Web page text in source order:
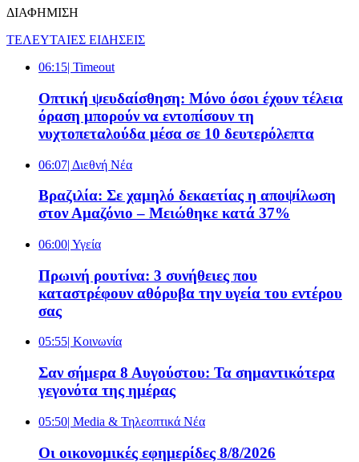
ΔΙΑΦΗΜΙΣΗ
ΤΕΛΕΥΤΑΙΕΣ ΕΙΔΗΣΕΙΣ
06:15| Timeout
Οπτική ψευδαίσθηση: Μόνο όσοι έχουν τέλεια
όραση μπορούν να εντοπίσουν τη
νυχτοπεταλούδα μέσα σε 10 δευτερόλεπτα
06:07| Διεθνή Νέα
Βραζιλία: Σε χαμηλό δεκαετίας η αποψίλωση
στον Αμαζόνιο – Μειώθηκε κατά 37%
06:00| Υγεία
Πρωινή ρουτίνα: 3 συνήθειες που
καταστρέφουν αθόρυβα την υγεία του εντέρου
σας
05:55| Κοινωνία
Σαν σήμερα 8 Αυγούστου: Τα σημαντικότερα
γεγονότα της ημέρας
05:50| Media & Τηλεοπτικά Νέα
Οι οικονομικές εφημερίδες 8/8/2026